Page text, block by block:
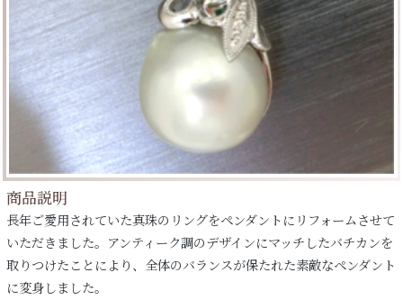
商品説明
長年ご愛用されていた真珠のリングをペンダントにリフォームさせて
いただきました。アンティーク調のデザインにマッチしたバチカンを
取りつけたことにより、全体のバランスが保たれた素敵なペンダント
に変身しました。